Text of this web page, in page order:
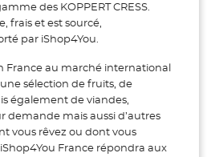
des KOPPERT CRESS.
frais et est sourcé,
par iShop4You.
France au marché international
sélection de fruits, de
également de viandes,
demande mais aussi d’autres
vous rêvez ou dont vous
France répondra aux